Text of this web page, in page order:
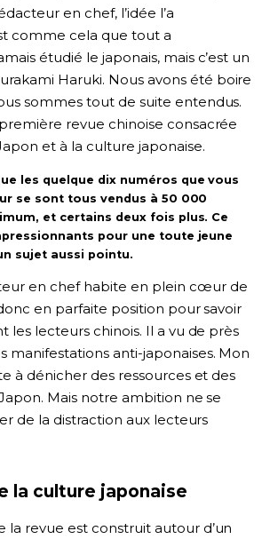
en chef, l’idée l’a
comme cela que tout a
étudié le japonais, mais c’est un
Haruki. Nous avons été boire
sommes tout de suite entendus.
revue chinoise consacrée
et à la culture japonaise.
les quelque dix numéros que vous
se sont tous vendus à 50 000
et certains deux fois plus. Ce
pour une toute jeune
sujet aussi pointu.
en chef habite en plein cœur de
en parfaite position pour savoir
les lecteurs chinois. Il a vu de près
manifestations anti-japonaises. Mon
à dénicher des ressources et des
Mais notre ambition ne se
de la distraction aux lecteurs
la culture japonaise
la revue est construit autour d’un